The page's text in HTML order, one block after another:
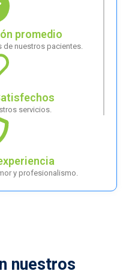
promedio
de nuestros pacientes.
servicios.
y profesionalismo.
nuestros